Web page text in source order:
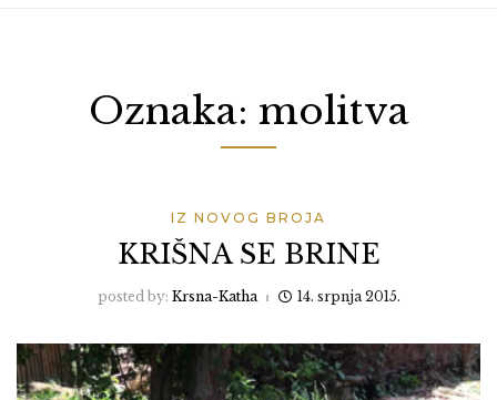
Oznaka: molitva
IZ NOVOG BROJA
KRIŠNA SE BRINE
posted by: Krsna-Katha 14. srpnja 2015.